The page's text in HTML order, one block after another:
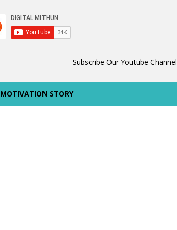
Subscribe Our Youtube Channel
MOTIVATION STORY